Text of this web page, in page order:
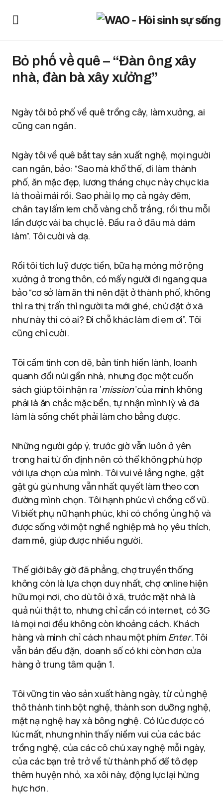
Bỏ phố về quê – “Đàn ông xây
nhà, đàn bà xây xưởng”
Ngày tôi bỏ phố về quê trồng cây, làm xưởng, ai
cũng can ngăn.
Ngày tôi về quê bắt tay sản xuất nghệ, mọi người
can ngăn, bảo: “Sao mà khổ thế, đi làm thành
phố, ăn mặc đẹp, lương tháng chục này chục kia
là thoải mái rồi. Sao phải lọ mọ cả ngày đêm,
chân tay lấm lem chỗ vàng chỗ trắng, rồi thu mỗi
lần được vài ba chục lẻ. Đầu ra ở đâu mà dám
làm”. Tôi cười và dạ.
Rồi tôi tích luỹ được tiền, bữa hạ móng mở rộng
xưởng ở trong thôn, có mấy người đi ngang qua
bảo “cơ sở làm ăn thì nên đặt ở thành phố, không
thì ra thị trấn thì người ta mới ghé, chứ đặt ở xã
như này thì có ai? Đi chỗ khác làm đi em ơi”. Tôi
cũng chỉ cười.
Tôi cầm tinh con dê, bản tính hiền lành, loanh
quanh đồi núi gần nhà, nhưng đọc một cuốn
sách giúp tôi nhận ra ‘mission’của mình không
phải là ăn chắc mặc bền, tự nhận mình lỳ và đã
làm là sống chết phải làm cho bằng được.
Những người góp ý, trước giờ vẫn luôn ở yên
trong hai từ ổn định nên có thể không phù hợp
với lựa chọn của mình. Tôi vui vẻ lắng nghe, gật
gật gù gù nhưng vẫn nhất quyết làm theo con
đường mình chọn. Tôi hạnh phúc vì chồng cổ vũ.
Vì biết phụ nữ hạnh phúc, khi có chồng ủng hộ và
được sống với một nghề nghiệp mà họ yêu thích,
đam mê, giúp được nhiều người.
Thế giới bây giờ đã phẳng, chợ truyền thống
không còn là lựa chọn duy nhất, chợ online hiện
hữu mọi nơi, cho dù tôi ở xã, trước mặt nhà là
quả núi thật to, nhưng chỉ cần có internet, có 3G
là mọi nơi đều không còn khoảng cách. Khách
hàng và mình chỉ cách nhau một phím Enter. Tôi
vẫn bán đều đặn, doanh số có khi còn hơn cửa
hàng ở trung tâm quận 1.
Tôi vững tin vào sản xuất hàng ngày, từ củ nghệ
thô thành tinh bột nghệ, thành son dưỡng nghệ,
mặt nạ nghệ hay xà bông nghệ. Có lúc được có
lúc mất, nhưng nhìn thấy niềm vui của các bác
trồng nghệ, của các cô chú xay nghệ mỗi ngày,
của các bạn trẻ trở về từ thành phố để tô đẹp
thêm huyện nhỏ, xa xôi này, động lực lại hừng
hực hơn.